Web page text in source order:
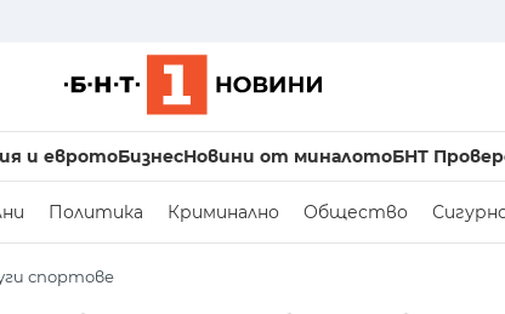
и евротоБизнесНовини от миналотоБНТ
Политика Криминално Общество
спортове